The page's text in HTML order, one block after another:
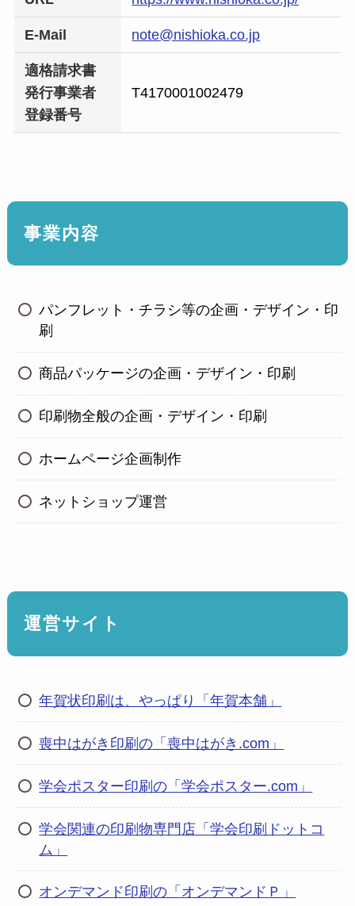
E-Mail note@nishioka.co.jp
適格請求書
発行事業者
登録番号
T4170001002479
事業内容
パンフレット・チラシ等の企画・デザイン・印
刷
商品パッケージの企画・デザイン・印刷
印刷物全般の企画・デザイン・印刷
ホームページ企画制作
ネットショップ運営
運営サイト
年賀状印刷は、やっぱり「年賀本舗」
喪中はがき印刷の「喪中はがき.com」
学会ポスター印刷の「学会ポスター.com」
学会関連の印刷物専門店「学会印刷ドットコ
ム」
オンデマンド印刷の「オンデマンドＰ」